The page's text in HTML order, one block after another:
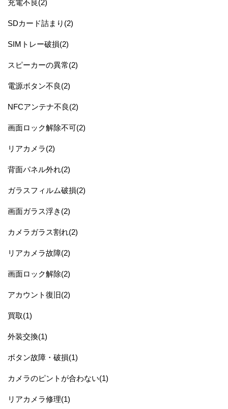
充電不良(2)
SDカード詰まり(2)
SIMトレー破損(2)
スピーカーの異常(2)
電源ボタン不良(2)
NFCアンテナ不良(2)
画面ロック解除不可(2)
リアカメラ(2)
背面パネル外れ(2)
ガラスフィルム破損(2)
画面ガラス浮き(2)
カメラガラス割れ(2)
リアカメラ故障(2)
画面ロック解除(2)
アカウント復旧(2)
買取(1)
外装交換(1)
ボタン故障・破損(1)
カメラのピントが合わない(1)
リアカメラ修理(1)